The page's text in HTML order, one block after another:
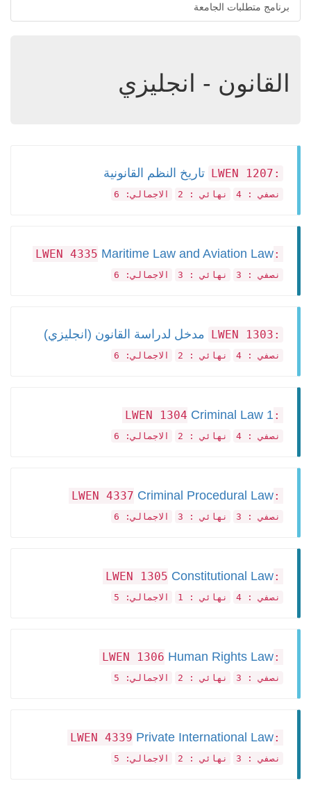
برنامج متطلبات الجامعة
القانون - انجليزي
:LWEN 1207 تاريخ النظم القانونية
نصفي : 4 نهائي : 2 الاجمالي: 6
:LWEN 4335
Maritime Law and Aviation Law
نصفي : 3 نهائي : 3 الاجمالي: 6
:LWEN 1303 مدخل لدراسة القانون (انجليزي)
نصفي : 4 نهائي : 2 الاجمالي: 6
:LWEN 1304
Criminal Law 1
نصفي : 4 نهائي : 2 الاجمالي: 6
:LWEN 4337
Criminal Procedural Law
نصفي : 3 نهائي : 3 الاجمالي: 6
:LWEN 1305
Constitutional Law
نصفي : 4 نهائي : 1 الاجمالي: 5
:LWEN 1306
Human Rights Law
نصفي : 3 نهائي : 2 الاجمالي: 5
:LWEN 4339
Private International Law
نصفي : 3 نهائي : 2 الاجمالي: 5